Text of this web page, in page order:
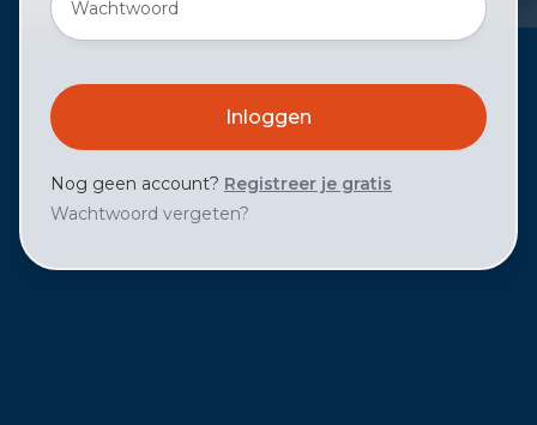
Nog geen account? Registreer je gratis
Wachtwoord vergeten?